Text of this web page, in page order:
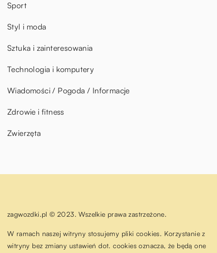
Sport
Styl i moda
Sztuka i zainteresowania
Technologia i komputery
Wiadomości / Pogoda / Informacje
Zdrowie i fitness
Zwierzęta
zagwozdki.pl © 2023. Wszelkie prawa zastrzeżone.
W ramach naszej witryny stosujemy pliki cookies. Korzystanie z
witryny bez zmiany ustawień dot. cookies oznacza, że będą one